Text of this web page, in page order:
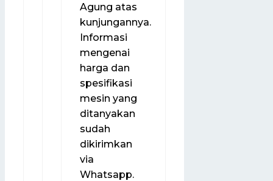
Agung atas
kunjungannya.
Informasi
mengenai
harga dan
spesifikasi
mesin yang
ditanyakan
sudah
dikirimkan
via
Whatsapp.